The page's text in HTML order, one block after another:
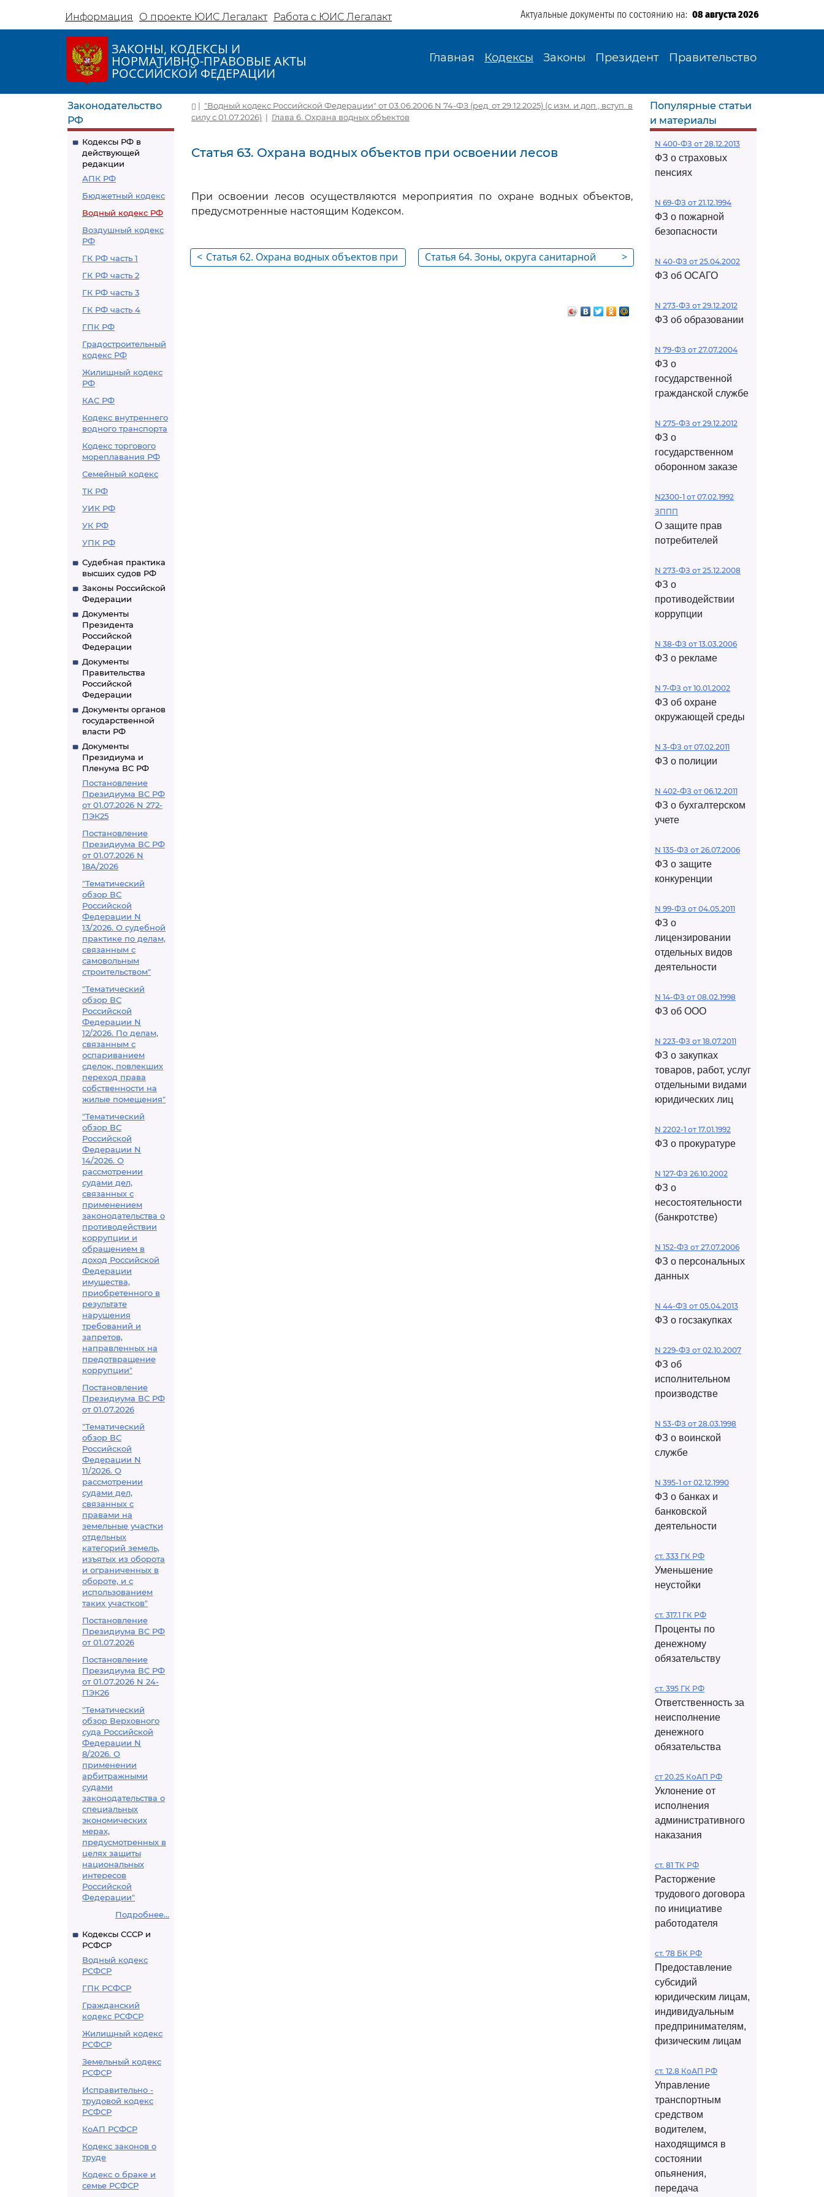
Информация О проекте ЮИС Легалакт Работа с ЮИС Легалакт Актуальные документы по состоянию на: 08 августа 2026
ЗАКОНЫ, КОДЕКСЫ И
НОРМАТИВНО-ПРАВОВЫЕ АКТЫ
РОССИЙСКОЙ ФЕДЕРАЦИИ
Главная Кодексы Законы Президент Правительство
Законодательство
РФ
Кодексы РФ в
действующей
редакции
АПК РФ
Бюджетный кодекс
Водный кодекс РФ
Воздушный кодекс
РФ
ГК РФ часть 1
ГК РФ часть 2
ГК РФ часть 3
ГК РФ часть 4
ГПК РФ
Градостроительный
кодекс РФ
Жилищный кодекс
РФ
КАС РФ
Кодекс внутреннего
водного транспорта
Кодекс торгового
мореплавания РФ
Семейный кодекс
ТК РФ
УИК РФ
УК РФ
УПК РФ
Судебная практика
высших судов РФ
Законы Российской
Федерации
Документы
Президента
Российской
Федерации
Документы
Правительства
Российской
Федерации
Документы органов
государственной
власти РФ
Документы
Президиума и
Пленума ВС РФ
Постановление
Президиума ВС РФ
от 01.07.2026 N 272-
ПЭК25
Постановление
Президиума ВС РФ
от 01.07.2026 N
18А/2026
"Тематический
обзор ВС
Российской
Федерации N
13/2026. О судебной
практике по делам,
связанным с
самовольным
строительством"
"Тематический
обзор ВС
Российской
Федерации N
12/2026. По делам,
связанным с
оспариванием
сделок, повлекших
переход права
собственности на
жилые помещения"
"Тематический
обзор ВС
Российской
Федерации N
14/2026. О
рассмотрении
судами дел,
связанных с
применением
законодательства о
противодействии
коррупции и
обращением в
доход Российской
Федерации
имущества,
приобретенного в
результате
нарушения
требований и
запретов,
направленных на
предотвращение
коррупции"
Постановление
Президиума ВС РФ
от 01.07.2026
"Тематический
обзор ВС
Российской
Федерации N
11/2026. О
рассмотрении
судами дел,
связанных с
правами на
земельные участки
отдельных
категорий земель,
изъятых из оборота
и ограниченных в
обороте, и с
использованием
таких участков"
Постановление
Президиума ВС РФ
от 01.07.2026
Постановление
Президиума ВС РФ
от 01.07.2026 N 24-
ПЭК26
"Тематический
обзор Верховного
суда Российской
Федерации N
8/2026. О
применении
арбитражными
судами
законодательства о
специальных
экономических
мерах,
предусмотренных в
целях защиты
национальных
интересов
Российской
Федерации"
Подробнее...
Кодексы СССР и
РСФСР
Водный кодекс
РСФСР
ГПК РСФСР
Гражданский
кодекс РСФСР
Жилищный кодекс
РСФСР
Земельный кодекс
РСФСР
Исправительно -
трудовой кодекс
РСФСР
КоАП РСФСР
Кодекс законов о
труде
Кодекс о браке и
семье РСФСР
| "Водный кодекс Российской Федерации" от 03.06.2006 N 74-ФЗ (ред. от 29.12.2025) (с изм. и доп., вступ. в
силу с 01.07.2026) | Глава 6. Охрана водных объектов
Статья 63. Охрана водных объектов при освоении лесов
При освоении лесов осуществляются мероприятия по охране водных объектов,
предусмотренные настоящим Кодексом.
< Статья 62. Охрана водных объектов при
>
Статья 64. Зоны, округа санитарной
природными лечебными ресурсами
Популярные статьи
и материалы
N 400-ФЗ от 28.12.2013
ФЗ о страховых
пенсиях
N 69-ФЗ от 21.12.1994
ФЗ о пожарной
безопасности
N 40-ФЗ от 25.04.2002
ФЗ об ОСАГО
N 273-ФЗ от 29.12.2012
ФЗ об образовании
N 79-ФЗ от 27.07.2004
ФЗ о
государственной
гражданской службе
N 275-ФЗ от 29.12.2012
ФЗ о
государственном
оборонном заказе
N2300-1 от 07.02.1992
ЗППП
О защите прав
потребителей
N 273-ФЗ от 25.12.2008
ФЗ о
противодействии
коррупции
N 38-ФЗ от 13.03.2006
ФЗ о рекламе
N 7-ФЗ от 10.01.2002
ФЗ об охране
окружающей среды
N 3-ФЗ от 07.02.2011
ФЗ о полиции
N 402-ФЗ от 06.12.2011
ФЗ о бухгалтерском
учете
N 135-ФЗ от 26.07.2006
ФЗ о защите
конкуренции
N 99-ФЗ от 04.05.2011
ФЗ о
лицензировании
отдельных видов
деятельности
N 14-ФЗ от 08.02.1998
ФЗ об ООО
N 223-ФЗ от 18.07.2011
ФЗ о закупках
товаров, работ, услуг
отдельными видами
юридических лиц
N 2202-1 от 17.01.1992
ФЗ о прокуратуре
N 127-ФЗ 26.10.2002
ФЗ о
несостоятельности
(банкротстве)
N 152-ФЗ от 27.07.2006
ФЗ о персональных
данных
N 44-ФЗ от 05.04.2013
ФЗ о госзакупках
N 229-ФЗ от 02.10.2007
ФЗ об
исполнительном
производстве
N 53-ФЗ от 28.03.1998
ФЗ о воинской
службе
N 395-1 от 02.12.1990
ФЗ о банках и
банковской
деятельности
ст. 333 ГК РФ
Уменьшение
неустойки
ст. 317.1 ГК РФ
Проценты по
денежному
обязательству
ст. 395 ГК РФ
Ответственность за
неисполнение
денежного
обязательства
ст 20.25 КоАП РФ
Уклонение от
исполнения
административного
наказания
ст. 81 ТК РФ
Расторжение
трудового договора
по инициативе
работодателя
ст. 78 БК РФ
Предоставление
субсидий
юридическим лицам,
индивидуальным
предпринимателям,
физическим лицам
ст. 12.8 КоАП РФ
Управление
транспортным
средством
водителем,
находящимся в
состоянии
опьянения,
передача